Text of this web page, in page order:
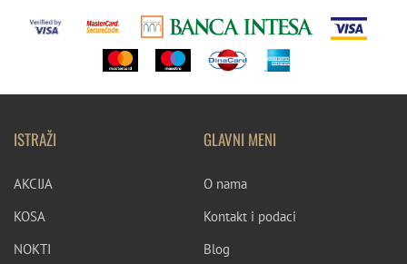
ISTRAŽI
AKCIJA
KOSA
NOKTI
GLAVNI MENI
O nama
Kontakt i podaci
Blog